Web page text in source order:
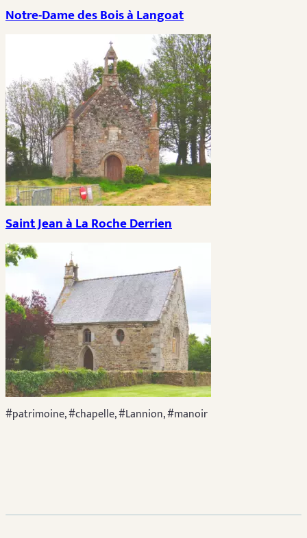
Notre-Dame des Bois à Langoat
Saint Jean à La Roche Derrien
#patrimoine, #chapelle, #Lannion, #manoir